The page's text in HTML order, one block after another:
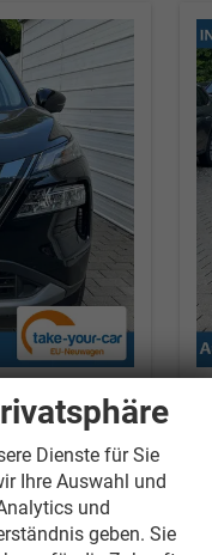
T mHEV X-
Dienste für Sie
Ihre Auswahl und
und
geben. Sie